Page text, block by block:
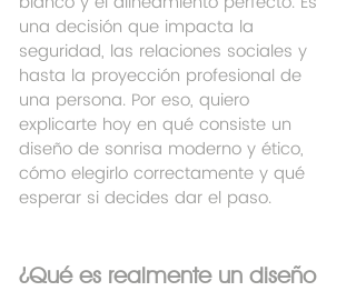
una decisión que impacta la
seguridad, las relaciones sociales y
hasta la proyección profesional de
una persona. Por eso, quiero
explicarte hoy en qué consiste un
diseño de sonrisa moderno y ético,
cómo elegirlo correctamente y qué
esperar si decides dar el paso.
¿Qué es realmente un diseño